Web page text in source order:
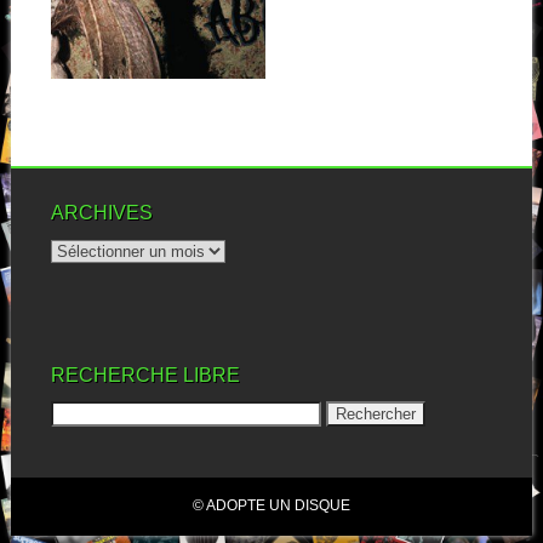
Boondox (du moins, sous ce
nom), le joyeux...
▶
ARCHIVES
RECHERCHE LIBRE
© ADOPTE UN DISQUE